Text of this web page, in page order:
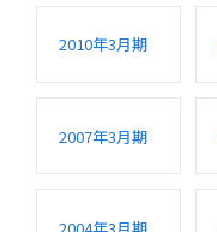
2010年3月期
2007年3月期